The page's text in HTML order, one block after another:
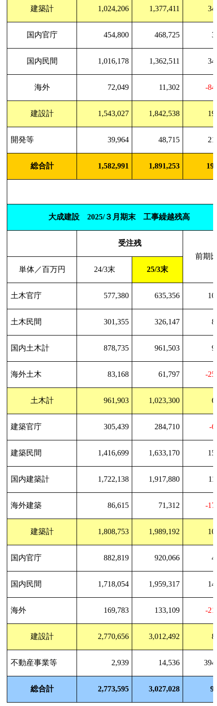
建築計 1,024,206 1,377,411
国内官庁 454,800 468,725
国内民間 1,016,178 1,362,511
海外 72,049 11,302 -
建設計 1,543,027 1,842,538
開発等 39,964 48,715
総合計 1,582,991 1,891,253
大成建設 2025/３月期末 工事繰越残高
受注残
前期
単体／百万円
24/3末 25/3末
土木官庁 577,380 635,356
土木民間 301,355 326,147
国内土木計 878,735 961,503
海外土木 83,168 61,797 -
土木計 961,903 1,023,300
建築官庁 305,439 284,710 -
建築民間 1,416,699 1,633,170
国内建築計 1,722,138 1,917,880
海外建築 86,615 71,312 -
建築計 1,808,753 1,989,192
国内官庁 882,819 920,066
国内民間 1,718,054 1,959,317
海外 169,783 133,109 -
建設計 2,770,656 3,012,492
不動産事業等 2,939 14,536
総合計 2,773,595 3,027,028